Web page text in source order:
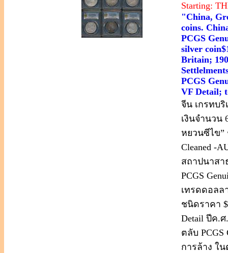
Starting:
"China,
coins.
PCGS
silver
Britain;
PCGS
VF Detail;
จีน เกรทบริ
เงินจำนวน
หยวนซีไข”
Cleaned -
สถาปนาส
PCGS
เทรดดอลล
ชนิดราคา
Detail ปีค.
ตลับ PCGS
การล้าง ใน